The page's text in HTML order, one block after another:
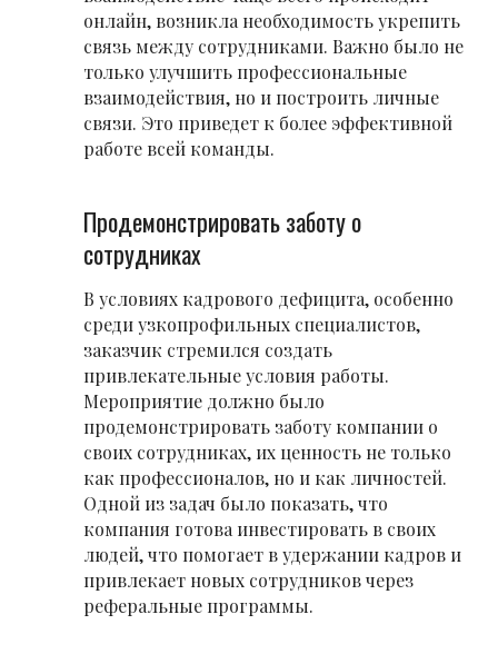
онлайн, возникла необходимость укрепить
связь между сотрудниками. Важно было не
только улучшить профессиональные
взаимодействия, но и построить личные
связи. Это приведет к более эффективной
работе всей команды.
Продемонстрировать заботу о
сотрудниках
В условиях кадрового дефицита, особенно
среди узкопрофильных специалистов,
заказчик стремился создать
привлекательные условия работы.
Мероприятие должно было
продемонстрировать заботу компании о
своих сотрудниках, их ценность не только
как профессионалов, но и как личностей.
Одной из задач было показать, что
компания готова инвестировать в своих
людей, что помогает в удержании кадров и
привлекает новых сотрудников через
реферальные программы.